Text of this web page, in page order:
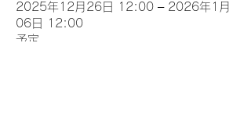
2025年12月26日 12:00 – 2026年1月
06日 12:00
予定